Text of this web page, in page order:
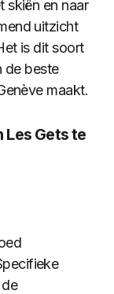
skiën en naar
uitzicht
is dit soort
de beste
maakt.
Les Gets te